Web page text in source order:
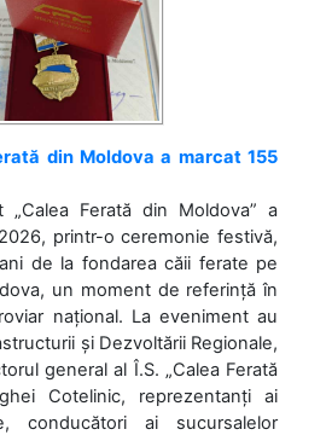
din Moldova a marcat 155
„Calea Ferată din Moldova” a
printr-o ceremonie festivă,
de la fondarea căii ferate pe
un moment de referință în
național. La eveniment au
și Dezvoltării Regionale,
general al Î.S. „Calea Ferată
Cotelinic, reprezentanți ai
conducători ai sucursalelor